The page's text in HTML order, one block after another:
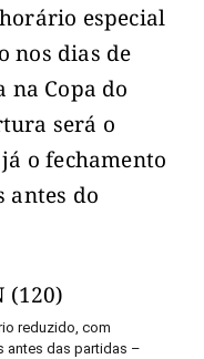
especial
nos dias de
na Copa do
será o
o fechamento
antes do
reduzido, com
antes das partidas –